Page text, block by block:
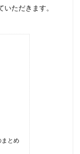
ただきます。
とめ